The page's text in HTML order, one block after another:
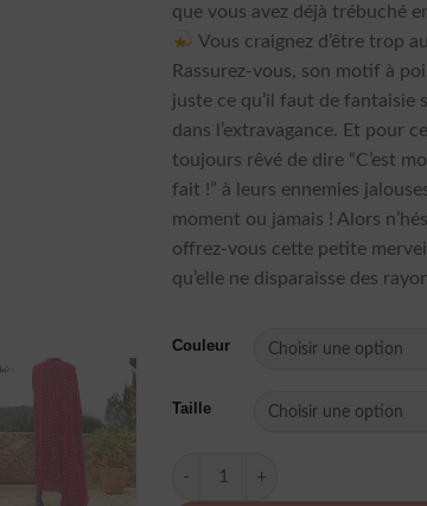
que vous avez déjà trébuché
Vous craignez d’être trop
Rassurez-vous, son motif à
juste ce qu’il faut de fantaisie
dans l’extravagance. Et pour
toujours rêvé de dire “C’est
fait !” à leurs ennemies
moment ou jamais ! Alors
offrez-vous cette petite
qu’elle ne disparaisse des
Couleur
Taille
quantité de Robe Asymetrique